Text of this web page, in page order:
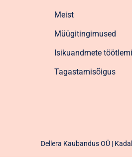
Meist
Müügitingimused
Isikuandmete
Tagastamisõigus
Dellera Kaubandus OÜ |